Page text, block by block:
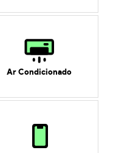
Ar Condicionado